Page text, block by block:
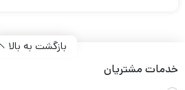
بازگشت به بالا
خدمات مشتریان